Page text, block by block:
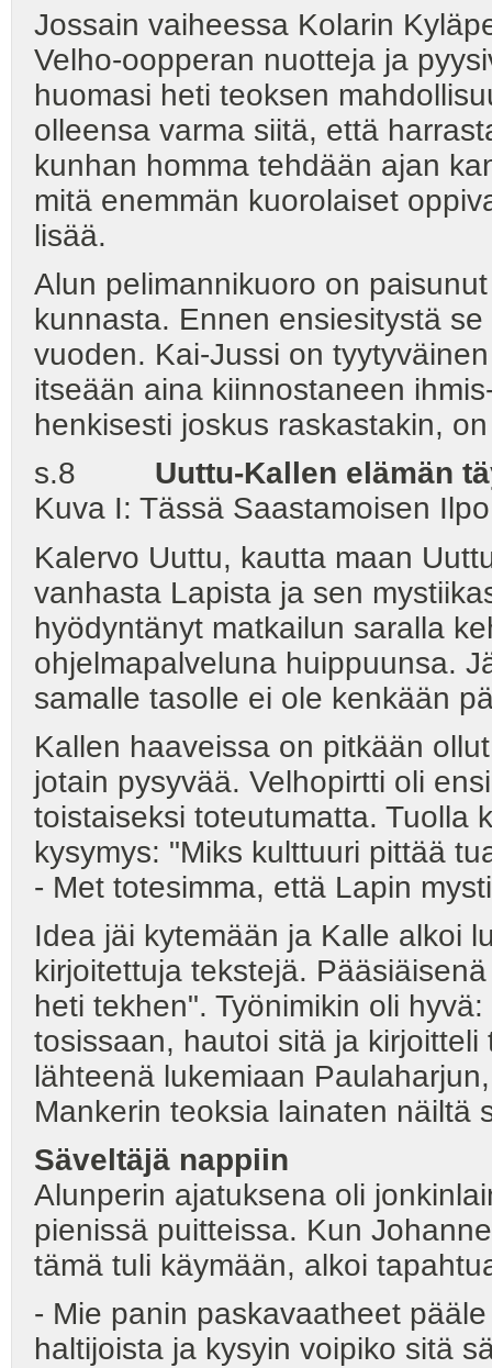
Jossain vaiheessa Kolarin
Velho-oopperan nuotteja ja
huomasi heti teoksen
olleensa varma siitä, että
kunhan homma tehdään ajan
mitä enemmän kuorolaiset
lisää.
Alun pelimannikuoro on
kunnasta. Ennen ensiesitystä
vuoden. Kai-Jussi on
itseään aina kiinnostaneen
henkisesti joskus raskastakin,
s.8 Uuttu-Kallen elämän
Kuva I: Tässä Saastamoisen
Kalervo Uuttu, kautta maan
vanhasta Lapista ja sen
hyödyntänyt matkailun saralla
ohjelmapalveluna huippuunsa.
samalle tasolle ei ole kenkään
Kallen haaveissa on pitkään
jotain pysyvää. Velhopirtti oli
toistaiseksi toteutumatta. Tuolla
kysymys: "Miks kulttuuri pittää
- Met totesimma, että Lapin
Idea jäi kytemään ja Kalle alkoi
kirjoitettuja tekstejä.
heti tekhen". Työnimikin oli
tosissaan, hautoi sitä ja
lähteenä lukemiaan
Mankerin teoksia lainaten näiltä
Säveltäjä nappiin
Alunperin ajatuksena oli
pienissä puitteissa. Kun
tämä tuli käymään, alkoi
- Mie panin paskavaatheet
haltijoista ja kysyin voipiko sitä